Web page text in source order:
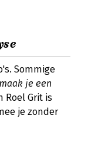
Sommige
je een
Roel Grit is
je zonder